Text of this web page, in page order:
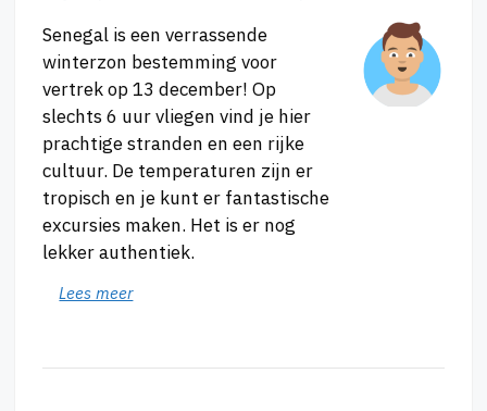
Senegal is een verrassende
winterzon bestemming voor
vertrek op 13 december! Op
slechts 6 uur vliegen vind je hier
prachtige stranden en een rijke
cultuur. De temperaturen zijn er
tropisch en je kunt er fantastische
excursies maken. Het is er nog
lekker authentiek.
Lees meer